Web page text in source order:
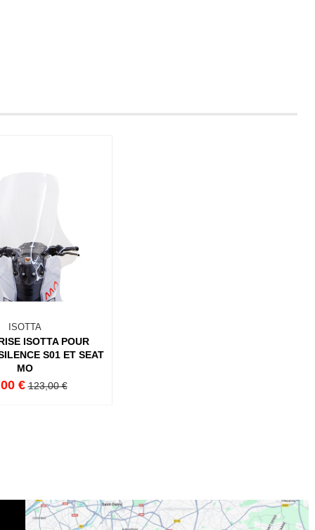
ISOTTA
ISOTTA POUR
S01 ET SEAT
MO
€ 123,00 €